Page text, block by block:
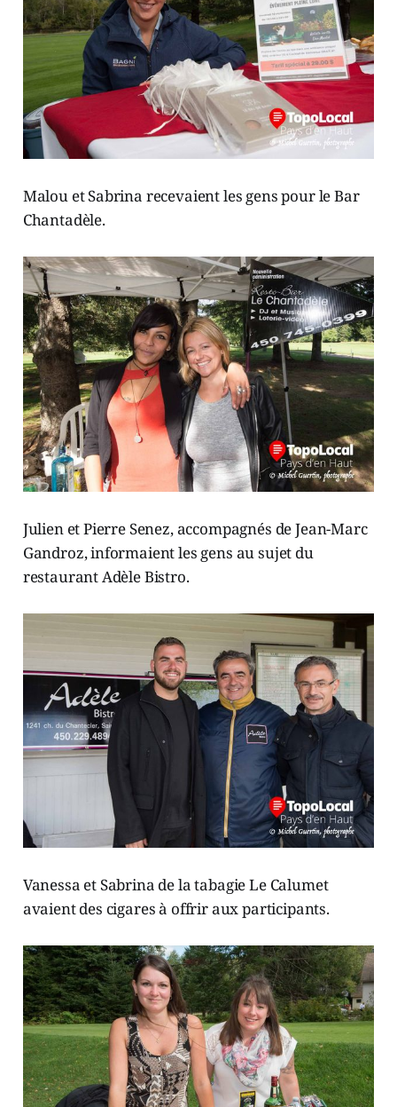
Malou et Sabrina recevaient les gens pour le Bar
Chantadèle.
Julien et Pierre Senez, accompagnés de Jean-Marc
Gandroz, informaient les gens au sujet du
restaurant Adèle Bistro.
Vanessa et Sabrina de la tabagie Le Calumet
avaient des cigares à offrir aux participants.